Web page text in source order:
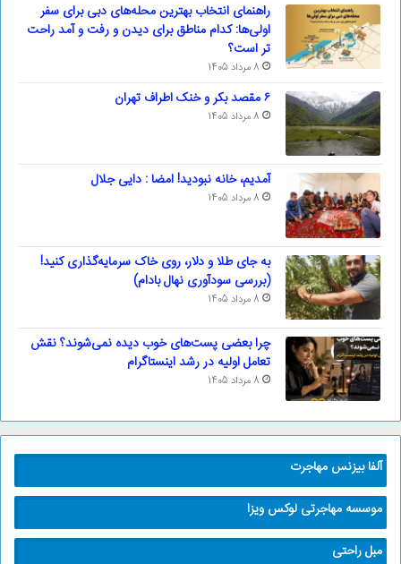
راهنمای انتخاب بهترین محله‌های دبی برای سفر
اولی‌ها: کدام مناطق برای دیدن و رفت و آمد راحت
تر است؟
8 مرداد 1405
۶ مقصد بکر و خنک اطراف تهران
8 مرداد 1405
آمدیم، خانه نبودید! امضا : دایی جلال
8 مرداد 1405
به جای طلا و دلار، روی خاک سرمایه‌گذاری کنید!
(بررسی سودآوری نهال بادام)
8 مرداد 1405
چرا بعضی پست‌های خوب دیده نمی‌شوند؟ نقش
تعامل اولیه در رشد اینستاگرام
8 مرداد 1405
آلفا بیزنس مهاجرت
موسسه مهاجرتی لوکس ویزا
مبل راحتی